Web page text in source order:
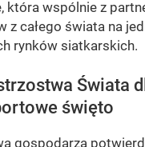
która wspólnie z
z całego świata na
rynków siatkarskich.
Świata
święto
gospodarza